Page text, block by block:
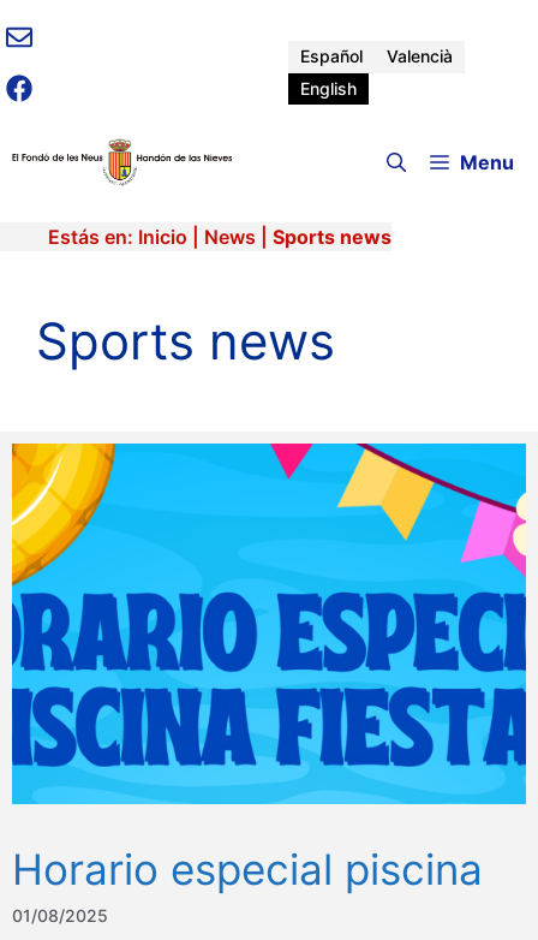
Skip
to
content
Español
Valencià
English
Menu
Estás en: Inicio News Sports news
Sports news
Horario especial piscina
01/08/2025